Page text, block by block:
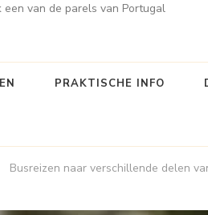
een van de parels van Portugal
PRAKTISCHE INFO
Busreizen naar verschillende delen